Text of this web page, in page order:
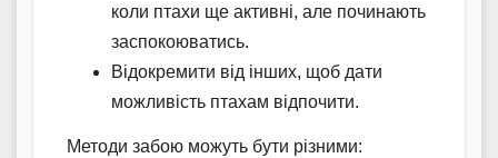
коли птахи ще активні, але починають
заспокоюватись.
Відокремити від інших, щоб дати
можливість птахам відпочити.
Методи забою можуть бути різними: